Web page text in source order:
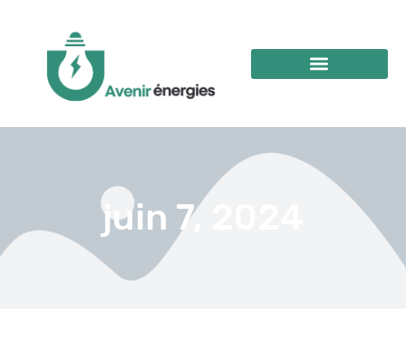
juin 7, 2024